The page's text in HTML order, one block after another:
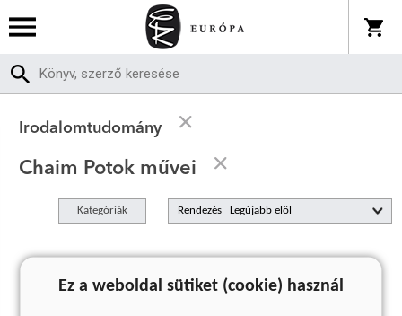
Irodalomtudomány
Chaim Potok művei
Kategóriák Rendezés
A keresett kifejezésre nincs találat
Ez a weboldal sütiket (cookie) használ